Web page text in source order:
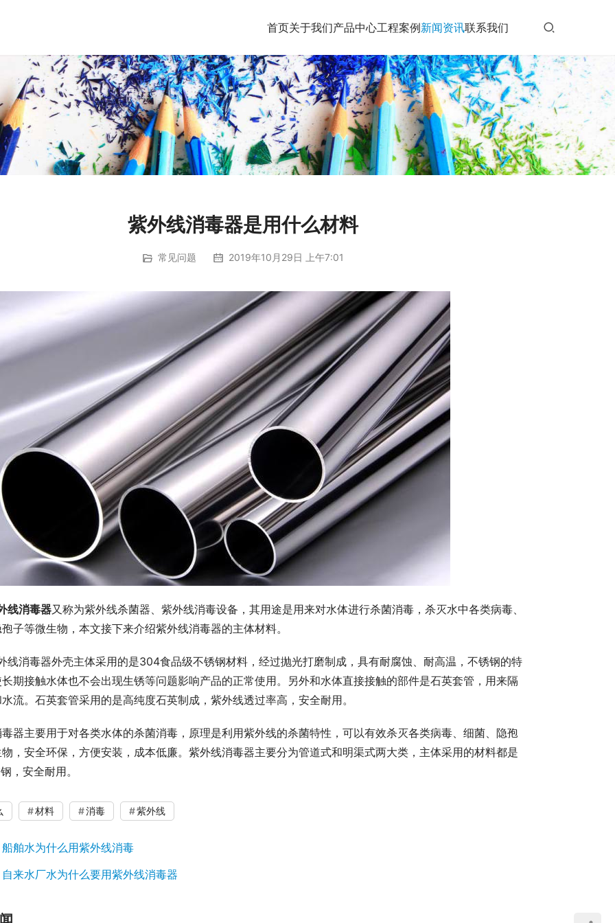
首页关于我们产品中心工程案例新闻资讯联系我们
紫外线消毒器是用什么材料
常见问题 2019年10月29日 上午7:01
线消毒器又称为紫外线杀菌器、紫外线消毒设备，其用途是用来对水体进行杀菌消毒，杀灭水中各类病毒、
子等微生物，本文接下来介绍紫外线消毒器的主体材料。
期接触水体也不会出现生锈等问题影响产品的正常使用。另外和水体直接接触的部件是石英套管，用来隔
流。石英套管采用的是高纯度石英制成，紫外线透过率高，安全耐用。
器主要用于对各类水体的杀菌消毒，原理是利用紫外线的杀菌特性，可以有效杀灭各类病毒、细菌、隐孢
，安全环保，方便安装，成本低廉。紫外线消毒器主要分为管道式和明渠式两大类，主体采用的材料都是
，安全耐用。
材料 消毒 紫外线
船舶水为什么用紫外线消毒
自来水厂水为什么要用紫外线消毒器